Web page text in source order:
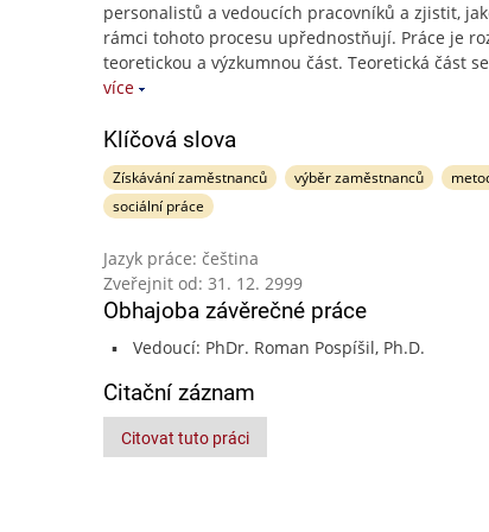
personalistů a vedoucích pracovníků a zjistit,
rámci tohoto procesu upřednostňují. Práce je
teoretickou a výzkumnou část. Teoretická část
více
Klíčová slova
Získávání zaměstnanců výběr zaměstnanců
sociální práce
Jazyk práce: čeština
Zveřejnit od: 31. 12. 2999
Obhajoba závěrečné práce
Vedoucí: PhDr. Roman Pospíšil, Ph.D.
Citační záznam
Citovat tuto práci